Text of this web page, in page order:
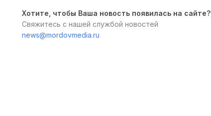
Хотите, чтобы Ваша новость появилась на сайте?
Свяжитесь с нашей службой новостей
news@mordovmedia.ru